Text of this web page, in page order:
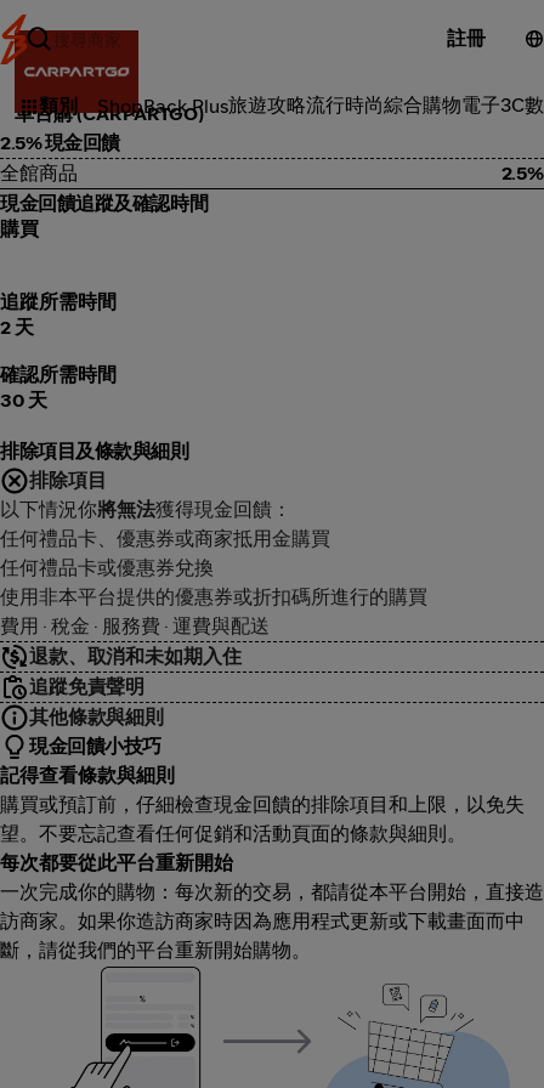
註冊
類別 ShopBack Plus旅遊攻略流行時尚綜合購物電子3C
車百購 (CARPARTGO)
2.5% 現金回饋
全館商品
2.5%
現金回饋追蹤及確認時間
購買
追蹤所需時間
2 天
確認所需時間
30 天
排除項目及條款與細則
排除項目
以下情況你將無法獲得現金回饋：
任何禮品卡、優惠券或商家抵用金購買
任何禮品卡或優惠券兌換
使用非本平台提供的優惠券或折扣碼所進行的購買
費用 · 稅金 · 服務費 · 運費與配送
退款、取消和未如期入住
追蹤免責聲明
其他條款與細則
現金回饋小技巧
記得查看條款與細則
購買或預訂前，仔細檢查現金回饋的排除項目和上限，以免失
望。不要忘記查看任何促銷和活動頁面的條款與細則。
每次都要從此平台重新開始
一次完成你的購物：每次新的交易，都請從本平台開始，直接造
訪商家。如果你造訪商家時因為應用程式更新或下載畫面而中
斷，請從我們的平台重新開始購物。